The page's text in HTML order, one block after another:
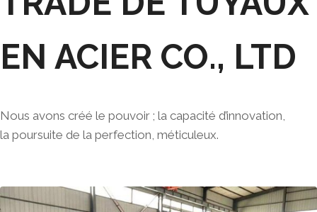
EN ACIER CO., LTD
Nous avons créé le pouvoir ; la capacité d’innovation,
la poursuite de la perfection, méticuleux.